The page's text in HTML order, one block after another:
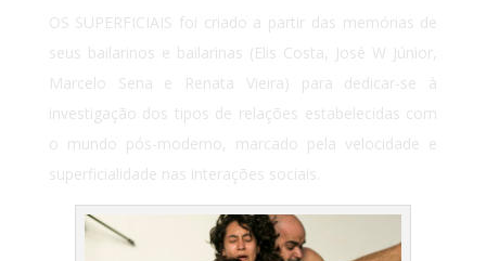
OS SUPERFICIAIS foi criado a partir das memórias de
seus bailarinos e bailarinas (Elis Costa, José W Júnior,
Marcelo Sena e Renata Vieira) para dedicar-se à
investigação dos tipos de relações estabelecidas com
o mundo pós-moderno, marcado pela velocidade e
superficialidade nas interações sociais.